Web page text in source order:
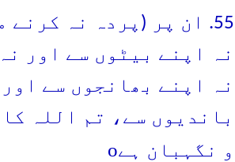
55. ان پر (پردہ نہ
نہ اپنے بیٹوں سے اور
نہ اپنے بھانجوں سے
باندیوں سے، تم اللہ
و نگہبان ہےo